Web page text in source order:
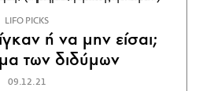
LIFO PICKS
ή να μην είσαι;
των διδύμων
09.12.21